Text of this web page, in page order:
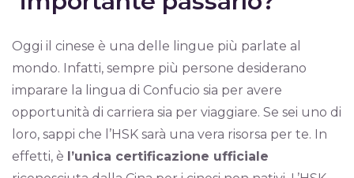
Oggi il cinese è una delle lingue più parlate al
mondo. Infatti, sempre più persone desiderano
imparare la lingua di Confucio sia per avere
opportunità di carriera sia per viaggiare. Se sei uno di
loro, sappi che l’HSK sarà una vera risorsa per te. In
effetti, è l’unica certificazione ufficiale